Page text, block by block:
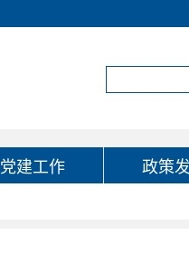
党建工作 政策